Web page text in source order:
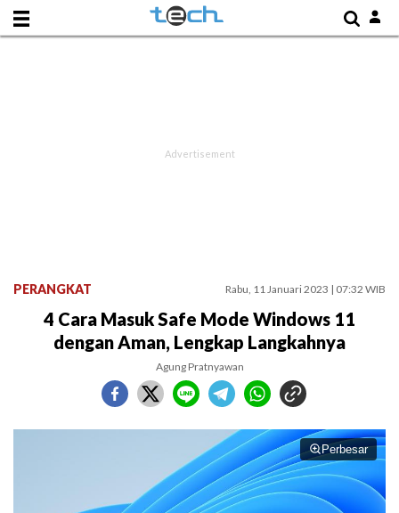
PERANGKAT Rabu, 11 Januari 2023 | 07:32 WIB
4 Cara Masuk Safe Mode Windows 11
dengan Aman, Lengkap Langkahnya
Agung Pratnyawan
Perbesar